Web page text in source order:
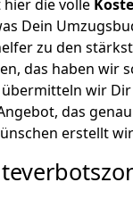
hier die volle
Dein
zu den
das haben wir
wir
das
erstellt